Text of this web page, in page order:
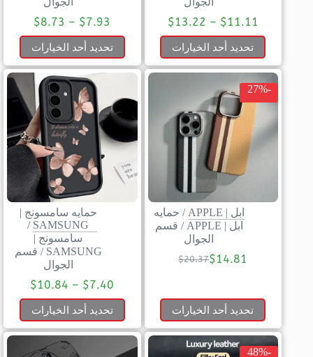
$11.11
–
$13.22
تحديد أحد الخيارات
$7.93
–
$8.73
تحديد أحد الخيارات
-27%
ابل | APPLE / حمايه
ابل | APPLE
/ قسم
الجوال
$20.37$14.81
تحديد أحد الخيارات
حمايه سامسونج |
SAMSUNG
/
سامسونج |
SAMSUNG
/ قسم
الجوال
$7.40
–
$10.84
تحديد أحد الخيارات
-48%